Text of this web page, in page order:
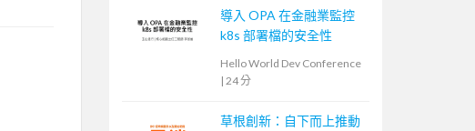
導入 OPA 在金融業監控
k8s 部署檔的安全性
Hello World Dev Conference
| 24 分
草根創新：自下而上推動